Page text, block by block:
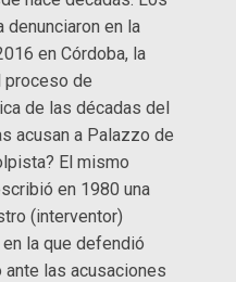
en la
en Córdoba, la
de
de las décadas del
acusan a Palazzo de
El mismo
en 1980 una
(interventor)
la que defendió
las acusaciones